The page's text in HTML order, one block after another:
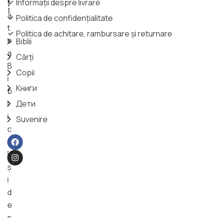
t
a
t
e
a
B
i
b
l
i
c
ă
î
ş
i
d
e
i
Biblii
Cărți
Copii
Книги
Дети
Suvenire
Informații despre livrare
Politica de confidențialitate
Politica de achitare, rambursare și returnare